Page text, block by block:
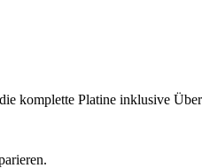
komplette Platine inklusive